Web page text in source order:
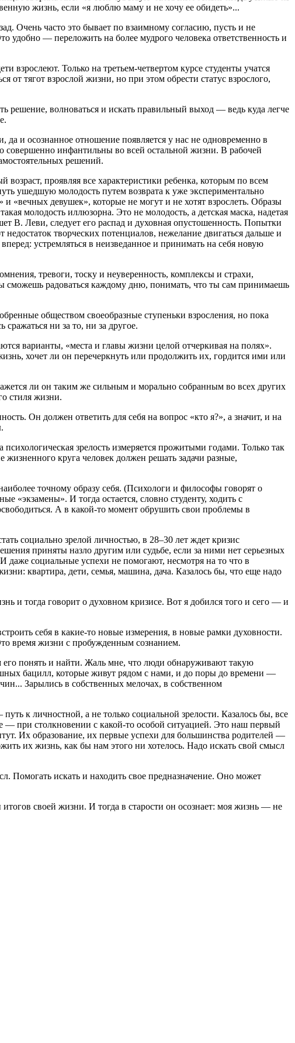
жизнь, если «я люблю маму и не хочу ее обидеть»...
Очень часто это бывает по взаимному согласию, пусть и не
удобно — переложить на более мудрого человека ответственность и
взрослеют. Только на третьем-четвертом курсе студенты учатся
от тягот взрослой жизни, но при этом обрести статус взрослого,
волноваться и искать правильный выход — ведь куда легче
да и осознанное отношение появляется у нас не одновременно в
совершенно инфантильны во всей остальной жизни. В рабочей
решений.
проявляя все характеристики ребенка, которым по всем
ушедшую молодость путем возврата к уже экспериментально
девушек», которые не могут и не хотят взрослеть. Образы
молодость иллюзорна. Это не молодость, а детская маска, надетая
В. Леви, следует его распад и духовная опустошенность. Попытки
творческих потенциалов, нежелание двигаться дальше и
устремляться в неизведанное и принимать на себя новую
тревоги, тоску и неуверенность, комплексы и страхи,
сможешь радоваться каждому дню, понимать, что ты сам принимаешь
обществом своеобразные ступеньки взросления, но пока
ни за то, ни за другое.
варианты, «места и главы жизни целой отчеркивая на полях».
хочет ли он перечеркнуть или продолжить их, гордится ими или
ли он таким же сильным и морально собранным во всех других
стиля жизни.
Он должен ответить для себя на вопрос «кто я?», а значит, и на
зрелость измеряется прожитыми годами. Только так
круга человек должен решать задачи разные,
точному образу себя. (Психологи и философы говорят о
«экзамены». И тогда остается, словно студенту, ходить с
А в какой-то момент обрушить свои проблемы в
социально зрелой личностью, в 28–30 лет ждет кризис
приняты назло другим или судьбе, если за ними нет серьезных
даже социальные успехи не помогают, несмотря на то что в
квартира, дети, семья, машина, дача. Казалось бы, что еще надо
и тогда говорит о духовном кризисе. Вот я добился того и сего — и
себя в какие-то новые измерения, в новые рамки духовности.
время жизни с пробужденным сознанием.
понять и найти. Жаль мне, что люди обнаруживают такую
бацилл, которые живут рядом с нами, и до поры до времени —
Зарылись в собственных мелочах, в собственном
к личностной, а не только социальной зрелости. Казалось бы, все
при столкновении с какой-то особой ситуацией. Это наш первый
Их образование, их первые успехи для большинства родителей —
их жизнь, как бы нам этого ни хотелось. Надо искать свой смысл
Помогать искать и находить свое предназначение. Оно может
своей жизни. И тогда в старости он осознает: моя жизнь — не